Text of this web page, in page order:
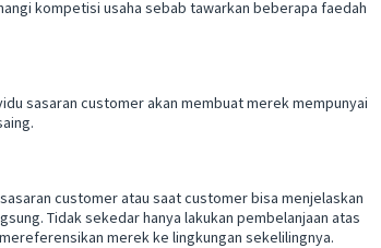
kompetisi usaha sebab tawarkan beberapa faedah
sasaran customer akan membuat merek mempunyai
customer atau saat customer bisa menjelaskan
Tidak sekedar hanya lakukan pembelanjaan atas
merek ke lingkungan sekelilingnya.